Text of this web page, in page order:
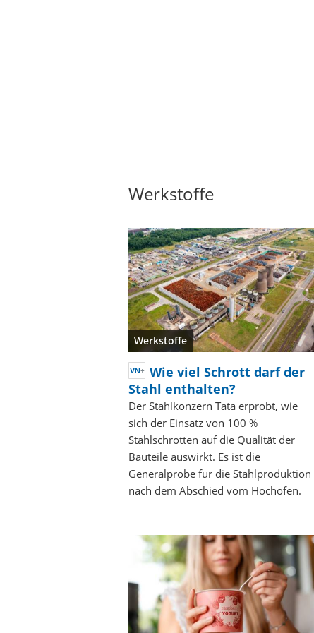
Werkstoffe
Werkstoffe
Wie viel Schrott darf der
Stahl enthalten?
Der Stahlkonzern Tata erprobt, wie
sich der Einsatz von 100 %
Stahlschrotten auf die Qualität der
Bauteile auswirkt. Es ist die
Generalprobe für die Stahlproduktion
nach dem Abschied vom Hochofen.